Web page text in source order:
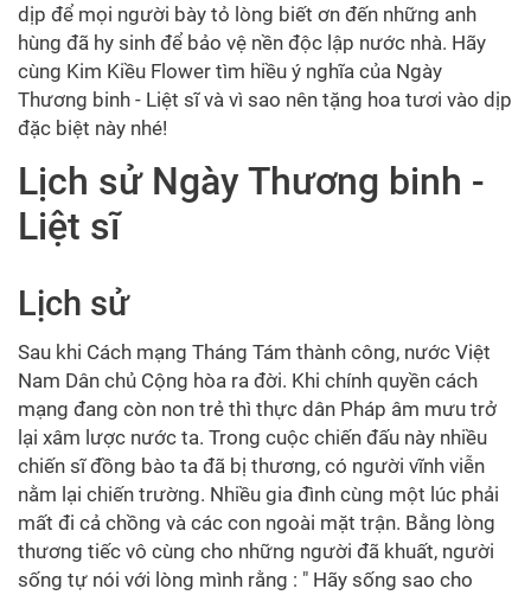
dịp để mọi người bày tỏ lòng biết ơn đến những anh
hùng đã hy sinh để bảo vệ nền độc lập nước nhà. Hãy
cùng Kim Kiều Flower tìm hiều ý nghĩa của Ngày
Thương binh - Liệt sĩ và vì sao nên tặng hoa tươi vào dịp
đặc biệt này nhé!
Lịch sử Ngày Thương binh -
Liệt sĩ
Lịch sử
Sau khi Cách mạng Tháng Tám thành công, nước Việt
Nam Dân chủ Cộng hòa ra đời. Khi chính quyền cách
mạng đang còn non trẻ thì thực dân Pháp âm mưu trở
lại xâm lược nước ta. Trong cuộc chiến đấu này nhiều
chiến sĩ đồng bào ta đã bị thương, có người vĩnh viễn
nằm lại chiến trường. Nhiều gia đình cùng một lúc phải
mất đi cả chồng và các con ngoài mặt trận. Bằng lòng
thương tiếc vô cùng cho những người đã khuất, người
sống tự nói với lòng mình rằng : " Hãy sống sao cho